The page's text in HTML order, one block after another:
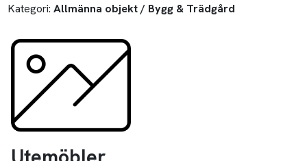
Kategori: Allmänna objekt / Bygg & Trädgård